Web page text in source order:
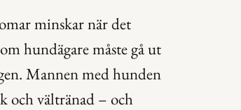
minskar när det
hundägare måste gå ut
Mannen med hunden
och vältränad – och